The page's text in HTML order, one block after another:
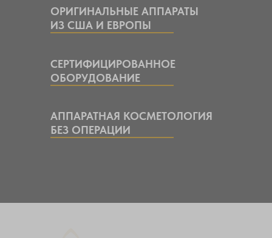
АППАРАТНАЯ КОСМЕТОЛОГИЯ
БЕЗ ОПЕРАЦИИ
ОРИГИНАЛЬНЫЕ АППАРАТЫ
ИЗ США И ЕВРОПЫ
СЕРТИФИЦИРОВАННОЕ
ОБОРУДОВАНИЕ